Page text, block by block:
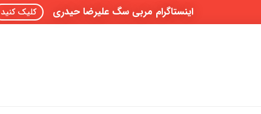
اینستاگرام مربی سگ علیرضا حیدری کلیک کنید